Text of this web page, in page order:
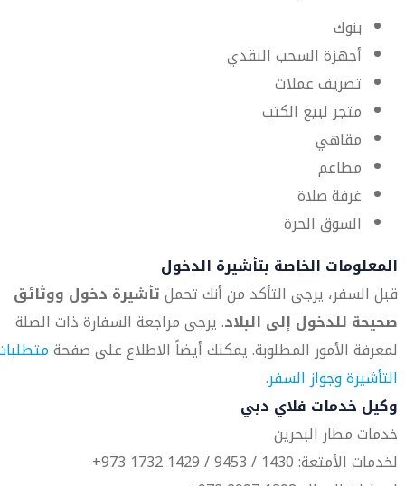
بنوك
أجهزة السحب النقدي
تصريف عملات
متجر لبيع الكتب
مقاهي
مطاعم
غرفة صلاة
السوق الحرة
المعلومات الخاصة بتأشيرة الدخول
قبل السفر، يرجى التأكد من أنك تحملتأشيرة دخول ووثائق
صحيحة للدخول إلى البلاد. يرجى مراجعة السفارة ذات الصلة
لمعرفة الأمور المطلوبة. يمكنك أيضاً الاطلاع على صفحة
التأشيرة وجواز السفر.
وكيل خدمات فلاي دبي
خدمات مطار البحرين
لخدمات الأمتعة: 1430 / 9453 / 1429 1732 973+